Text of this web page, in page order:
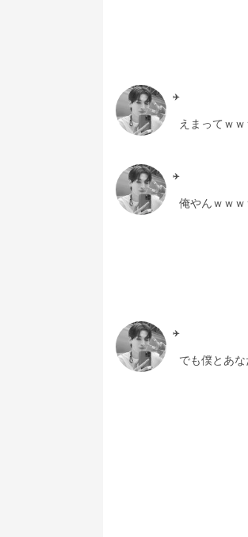
✈️
えまってｗ
✈️
俺やんｗｗｗ
✈️
でも僕とあ